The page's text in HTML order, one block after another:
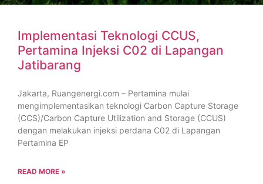
Implementasi Teknologi CCUS,
Pertamina Injeksi C02 di Lapangan
Jatibarang
Jakarta, Ruangenergi.com – Pertamina mulai
mengimplementasikan teknologi Carbon Capture Storage
(CCS)/Carbon Capture Utilization and Storage (CCUS)
dengan melakukan injeksi perdana C02 di Lapangan
Pertamina EP
READ MORE »